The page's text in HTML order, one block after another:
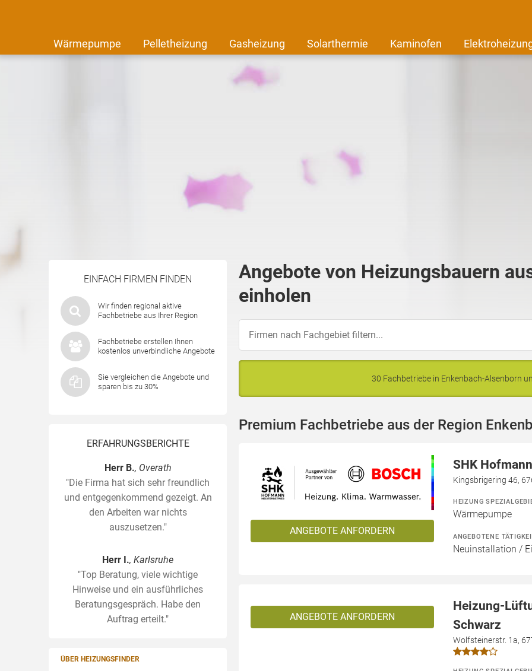
Wärmepumpe Pelletheizung Gasheizung Solarthermie Kaminofen
EINFACH FIRMEN FINDEN
Wir finden regional aktive
Fachbetriebe aus Ihrer Region
Fachbetriebe erstellen Ihnen
kostenlos unverbindliche Angebote
Sie vergleichen die Angebote und
sparen bis zu 30%
ERFAHRUNGSBERICHTE
Herr B., Overath
"Die Firma hat sich sehr freundlich
und entgegenkommend gezeigt. An
den Arbeiten war nichts
auszusetzen."
Herr I., Karlsruhe
"Top Beratung, viele wichtige
Hinweise und ein ausführliches
Beratungsgespräch. Habe den
Auftrag erteilt."
ÜBER HEIZUNGSFINDER
Angebote von Heizungsbauern
einholen
30 Fachbetriebe in Enkenbach-Alsenborn
Premium Fachbetriebe aus der Region
ANGEBOTE ANFORDERN
SHK
Kingsbrigering 46,
HEIZUNG
Wärmepumpe
ANGEBOTENE
Neuinstallation /
ANGEBOTE ANFORDERN
Heizung-
Schwarz
Wolfsteinerstr. 1a,